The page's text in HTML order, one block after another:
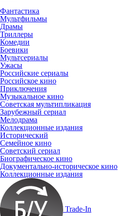
Фантастика
Мультфильмы
Драмы
Триллеры
Комедии
Боевики
Мультсериалы
Ужасы
Российские сериалы
Российское кино
Приключения
Музыкальное кино
Советская мультипликация
Зарубежный сериал
Мелодрама
Коллекционные издания
Исторический
Семейное кино
Советский сериал
Биографическое кино
Документально-историческое кино
Коллекционные издания
Trade-In